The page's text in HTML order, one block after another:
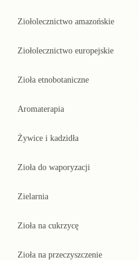
Ziołolecznictwo amazońskie
Ziołolecznictwo europejskie
Zioła etnobotaniczne
Aromaterapia
Żywice i kadzidła
Zioła do waporyzacji
Zielarnia
Zioła na cukrzycę
Zioła na przeczyszczenie